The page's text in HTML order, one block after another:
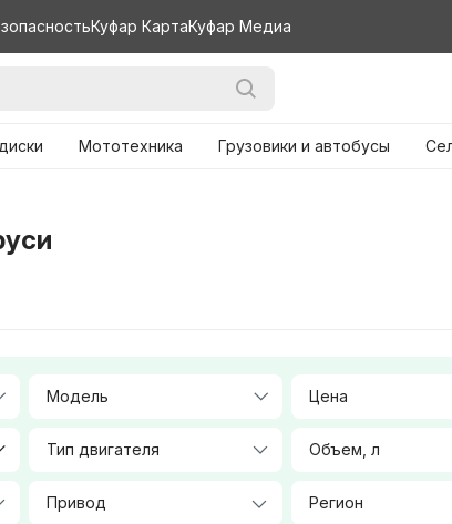
Куфар КартаКуфар Медиа
Мототехника Грузовики и автобусы
Модель Цена
Тип двигателя Объем, л